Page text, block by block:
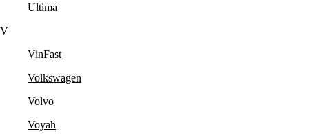
Ultima
V
VinFast
Volkswagen
Volvo
Voyah